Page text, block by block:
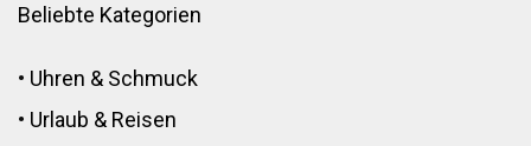
Beliebte Kategorien
• Uhren & Schmuck
• Urlaub & Reisen